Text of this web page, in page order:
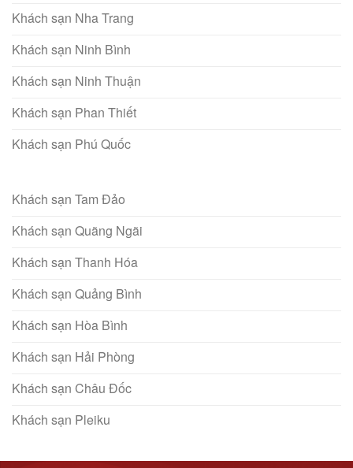
Khách sạn Nha Trang
Khách sạn Ninh Bình
Khách sạn Ninh Thuận
Khách sạn Phan Thiết
Khách sạn Phú Quốc
Khách sạn Tam Đảo
Khách sạn Quãng Ngãi
Khách sạn Thanh Hóa
Khách sạn Quảng Bình
Khách sạn Hòa Bình
Khách sạn Hải Phòng
Khách sạn Châu Đốc
Khách sạn Pleiku